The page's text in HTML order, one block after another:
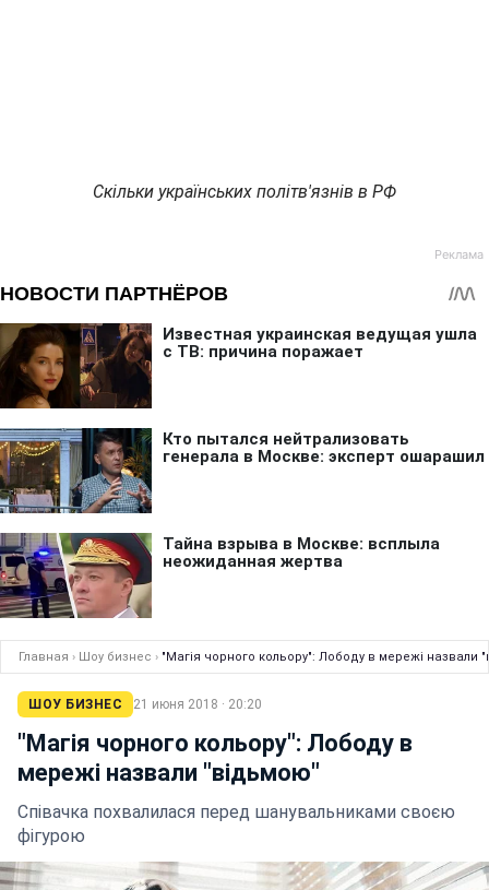
Скільки українських політв'язнів в РФ
Главная › Шоу бизнес › "Магія чорного кольору": Лободу в мережі назвали
ШОУ БИЗНЕС 21 июня 2018 · 20:20
"Магія чорного кольору": Лободу в
мережі назвали "відьмою"
Співачка похвалилася перед шанувальниками своєю
фігурою